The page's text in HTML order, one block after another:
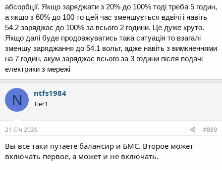
абсорбції. Якщо заряджати з 20% до 100% тоді треба 5 годин,
а якшо з 60% до 100 то цей час зменшується вдвічі і навіть
54.2 заряджає до 100% за всього 2 години. Це дуже круто.
Якщо далі буде продовжуватись така ситуація то взагалі
зменшу заряджання до 54.1 вольт, адже навіть з вимкненнями
на 7 годин, акум заряджає всього за 3 години після подачі
електрики з мережі
N ntfs1984
Tier1
21 Січ 2026 #889
Вы все таки путаете балансир и БМС. Второе может
включать первое, а может и не включать.